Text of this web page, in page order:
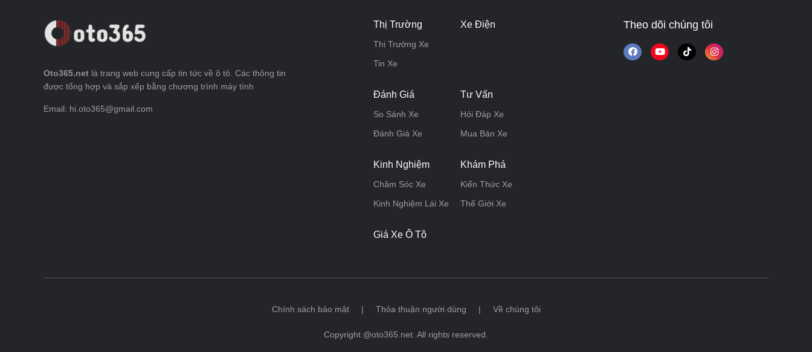
Oto365.net là trang web cung cấp tin tức về ô tô. Các thông tin
được tổng hợp và sắp xếp bằng chương trình máy tính
Email: hi.oto365@gmail.com
Thị Trường
Thị Trường Xe
Tin Xe
Xe Điện
Đánh Giá
So Sánh Xe
Đánh Giá Xe
Tư Vấn
Hỏi Đáp Xe
Mua Bán Xe
Kinh Nghiệm
Chăm Sóc Xe
Kinh Nghiệm Lái Xe
Khám Phá
Kiến Thức Xe
Thế Giới Xe
Giá Xe Ô Tô
Theo dõi chúng tôi
Chính sách bảo mật | Thỏa thuận người dùng | Về chúng tôi
Copyright @oto365.net. All rights reserved.